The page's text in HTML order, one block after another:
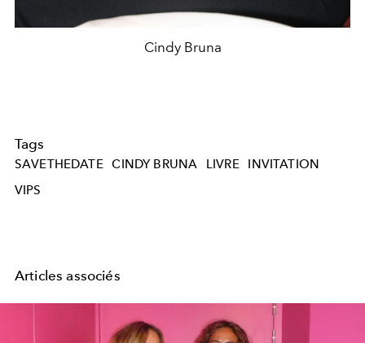
Cindy Bruna
Tags
SAVETHEDATE CINDY BRUNA LIVRE
INVITATION
VIPS
Articles associés